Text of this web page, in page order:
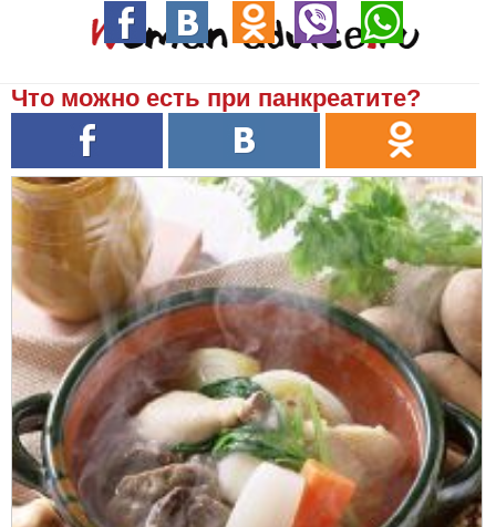
Что можно есть при панкреатите?